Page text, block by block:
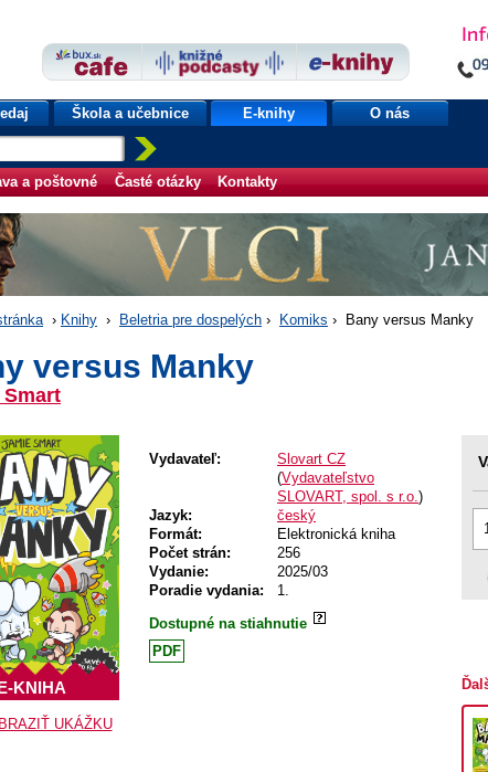
Škola a učebnice E-knihy O nás
a poštovné Časté otázky Kontakty
› Knihy › Beletria pre dospelých › Komiks › Bany versus Manky
versus Manky
UKÁŽKU
KNIHA
Vydavateľ:
Slovart CZ
(Vydavateľstvo
SLOVART, spol. s r.o.)
Jazyk:
český
Formát:
Elektronická kniha
Počet strán:
256
Vydanie:
2025/03
Poradie vydania:
1.
Dostupné na stiahnutie
PDF